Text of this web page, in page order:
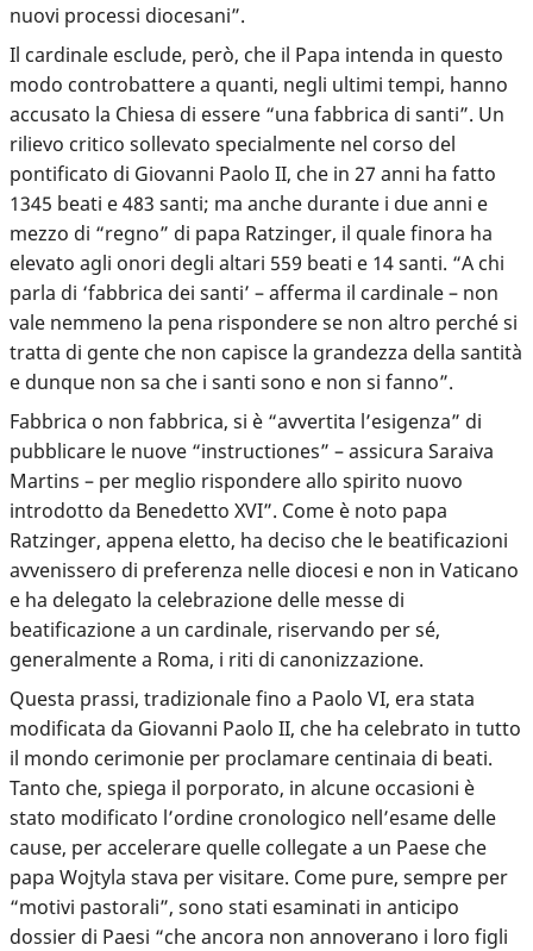
nuovi processi diocesani”.
Il cardinale esclude, però, che il Papa intenda in questo
modo controbattere a quanti, negli ultimi tempi, hanno
accusato la Chiesa di essere “una fabbrica di santi”. Un
rilievo critico sollevato specialmente nel corso del
pontificato di Giovanni Paolo II, che in 27 anni ha fatto
1345 beati e 483 santi; ma anche durante i due anni e
mezzo di “regno” di papa Ratzinger, il quale finora ha
elevato agli onori degli altari 559 beati e 14 santi. “A chi
parla di ‘fabbrica dei santi’ – afferma il cardinale – non
vale nemmeno la pena rispondere se non altro perché si
tratta di gente che non capisce la grandezza della santità
e dunque non sa che i santi sono e non si fanno”.
Fabbrica o non fabbrica, si è “avvertita l’esigenza” di
pubblicare le nuove “instructiones” – assicura Saraiva
Martins – per meglio rispondere allo spirito nuovo
introdotto da Benedetto XVI”. Come è noto papa
Ratzinger, appena eletto, ha deciso che le beatificazioni
avvenissero di preferenza nelle diocesi e non in Vaticano
e ha delegato la celebrazione delle messe di
beatificazione a un cardinale, riservando per sé,
generalmente a Roma, i riti di canonizzazione.
Questa prassi, tradizionale fino a Paolo VI, era stata
modificata da Giovanni Paolo II, che ha celebrato in tutto
il mondo cerimonie per proclamare centinaia di beati.
Tanto che, spiega il porporato, in alcune occasioni è
stato modificato l’ordine cronologico nell’esame delle
cause, per accelerare quelle collegate a un Paese che
papa Wojtyla stava per visitare. Come pure, sempre per
“motivi pastorali”, sono stati esaminati in anticipo
dossier di Paesi “che ancora non annoverano i loro figli